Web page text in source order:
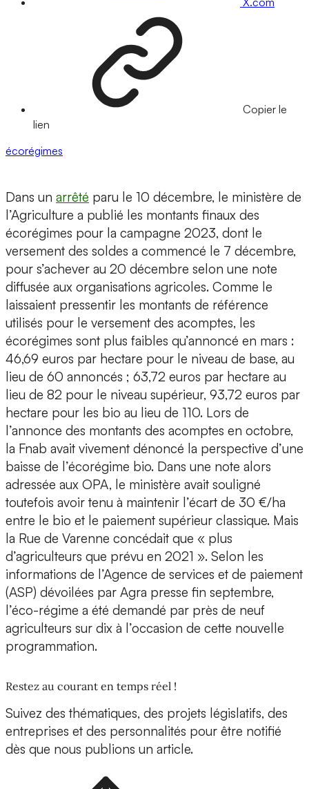
Copier le
lien
écorégimes
Dans un arrêté paru le 10 décembre, le ministère de
l’Agriculture a publié les montants finaux des
écorégimes pour la campagne 2023, dont le
versement des soldes a commencé le 7 décembre,
pour s’achever au 20 décembre selon une note
diffusée aux organisations agricoles. Comme le
laissaient pressentir les montants de référence
utilisés pour le versement des acomptes, les
écorégimes sont plus faibles qu’annoncé en mars :
46,69 euros par hectare pour le niveau de base, au
lieu de 60 annoncés ; 63,72 euros par hectare au
lieu de 82 pour le niveau supérieur, 93,72 euros par
hectare pour les bio au lieu de 110. Lors de
l’annonce des montants des acomptes en octobre,
la Fnab avait vivement dénoncé la perspective d’une
baisse de l’écorégime bio. Dans une note alors
adressée aux OPA, le ministère avait souligné
toutefois avoir tenu à maintenir l’écart de 30 €/ha
entre le bio et le paiement supérieur classique. Mais
la Rue de Varenne concédait que « plus
d’agriculteurs que prévu en 2021 ». Selon les
informations de l’Agence de services et de paiement
(ASP) dévoilées par Agra presse fin septembre,
l’éco-régime a été demandé par près de neuf
agriculteurs sur dix à l’occasion de cette nouvelle
programmation.
Restez au courant en temps réel !
Suivez des thématiques, des projets législatifs, des
entreprises et des personnalités pour être notifié
dès que nous publions un article.